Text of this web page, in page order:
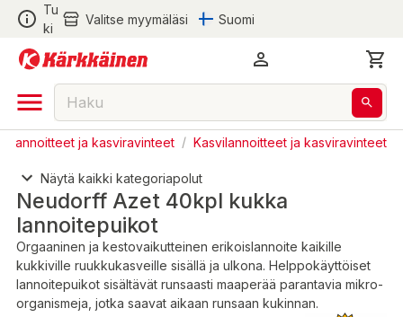
Tu
ki
Valitse myymäläsi Suomi
ja kasviravinteet / Kasvilannoitteet ja kasviravinteet
Näytä kaikki kategoriapolut
Neudorff Azet 40kpl kukka
lannoitepuikot
Orgaaninen ja kestovaikutteinen erikoislannoite kaikille
kukkiville ruukkukasveille sisällä ja ulkona. Helppokäyttöiset
lannoitepuikot sisältävät runsaasti maaperää parantavia mikro-
organismeja, jotka saavat aikaan runsaan kukinnan.